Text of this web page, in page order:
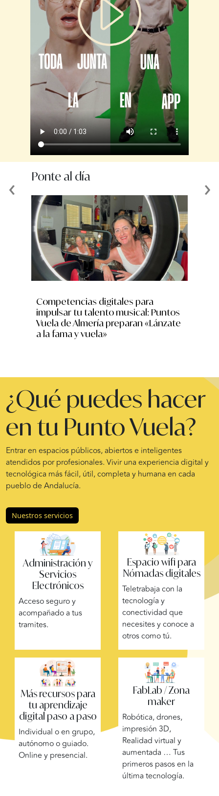
Ponte al día
‹ ›
Competencias digitales para
impulsar tu talento musical: Puntos
Vuela de Almería preparan «Lánzate
a la fama y vuela»
¿Qué puedes hacer
en tu Punto Vuela?
Entrar en espacios públicos, abiertos e inteligentes
atendidos por profesionales. Vivir una experiencia digital y
tecnológica más fácil, útil, completa y humana en cada
pueblo de Andalucía.
Nuestros servicios
Administración y
Servicios
Electrónicos
Acceso seguro y
acompañado a tus
tramites.
Espacio wifi para
Nómadas digitales
Teletrabaja con la
tecnología y
conectividad que
necesites y conoce a
otros como tú.
Más recursos para
tu aprendizaje
digital paso a paso
Individual o en grupo,
autónomo o guiado.
Online y presencial.
FabLab / Zona
maker
Robótica, drones,
impresión 3D,
Realidad virtual y
aumentada … Tus
primeros pasos en la
última tecnología.